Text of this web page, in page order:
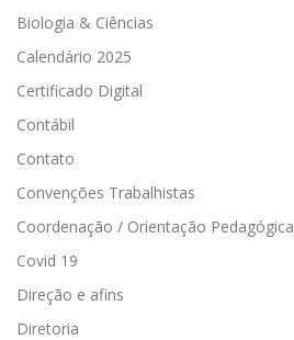
Biologia & Ciências
Calendário 2025
Certificado Digital
Contábil
Contato
Convenções Trabalhistas
Coordenação / Orientação Pedagógica
Covid 19
Direção e afins
Diretoria